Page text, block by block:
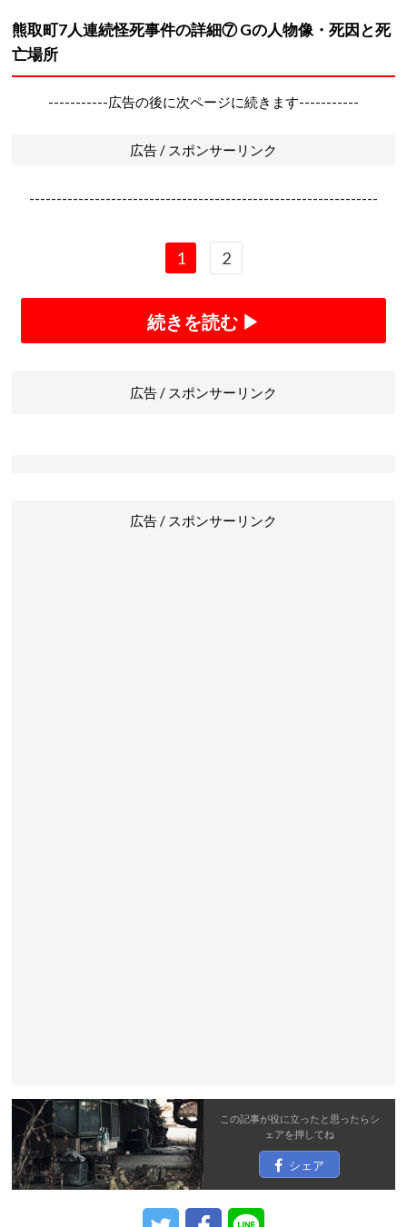
熊取町7人連続怪死事件の詳細⑦ Gの人物像・死因と死
亡場所
-----------広告の後に次ページに続きます-----------
広告 / スポンサーリンク
----------------------------------------------------------------
1 2
続きを読む ▶
広告 / スポンサーリンク
広告 / スポンサーリンク
この記事が役に立ったと思ったらシ
ェアを押してね
シェア